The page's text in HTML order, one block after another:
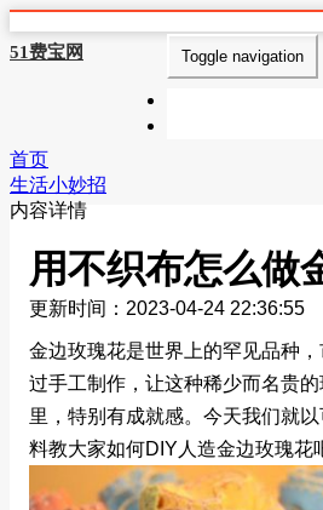
51费宝网 Toggle navigation
首页
生活小妙招
内容详情
用不织布怎么做
更新时间：2023-04-24 22:36:55
金边玫瑰花是世界上的罕见品种
过手工制作，让这种稀少而名贵
里，特别有成就感。今天我们就
料教大家如何DIY人造金边玫瑰花